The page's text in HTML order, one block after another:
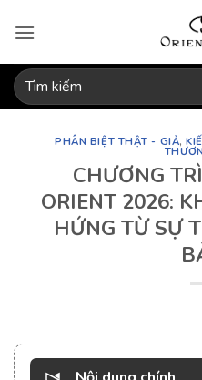
qua
dung
Tìm
kiếm:
PHÂN BIỆT THẬT - GIẢ,
CHƯƠNG
ORIENT 2026:
HỨNG TỪ SỰ